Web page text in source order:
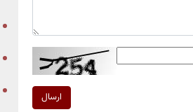
ارسال